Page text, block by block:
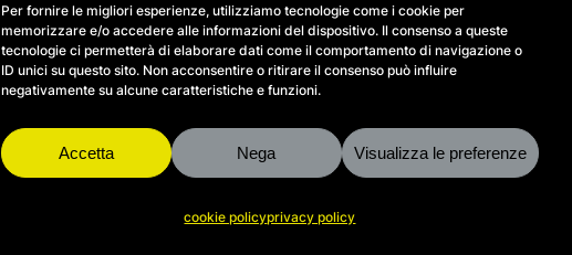
Per fornire le migliori esperienze, utilizziamo tecnologie come i cookie per
memorizzare e/o accedere alle informazioni del dispositivo. Il consenso a queste
tecnologie ci permetterà di elaborare dati come il comportamento di navigazione o
ID unici su questo sito. Non acconsentire o ritirare il consenso può influire
negativamente su alcune caratteristiche e funzioni.
Accetta Nega Visualizza le preferenze
cookie policyprivacy policy
contatti
support
cookie policy